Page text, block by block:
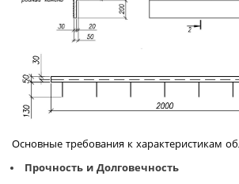
Основные требования к характеристикам
Прочность и Долговечность